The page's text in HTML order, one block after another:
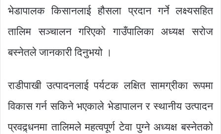
भेडापालक किसानलाई हौसला प्रदान गर्ने लक्ष्यसहित
तालिम सञ्चालन गरिएको गाउँपालिका अध्यक्ष सरोज
बस्नेतले जानकारी दिनुभयो ।
राडीपाखी उत्पादनलाई पर्यटक लक्षित सामग्रीका रूपमा
विकास गर्न सकिने भएकाले भेडापालन र स्थानीय उत्पादन
प्रवद्र्धनमा तालिमले महत्वपूर्ण टेवा पुग्ने अध्यक्ष बस्नेतको